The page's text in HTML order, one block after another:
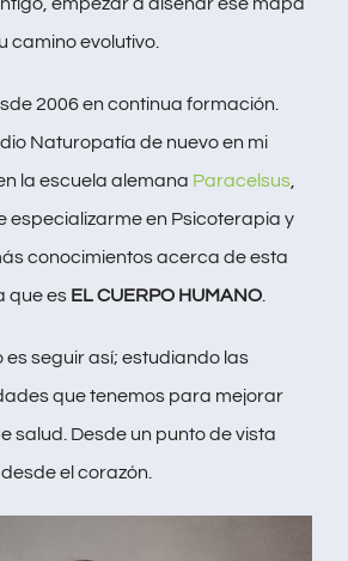
empezar a diseñar ese mapa
camino evolutivo.
2006 en continua formación.
Naturopatía de nuevo en mi
la escuela alemana Paracelsus,
especializarme en Psicoterapia y
conocimientos acerca de esta
que es EL CUERPO HUMANO.
es seguir así; estudiando las
que tenemos para mejorar
salud. Desde un punto de vista
el corazón.